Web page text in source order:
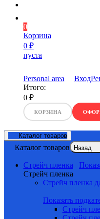
0
Корзина
0 ₽
пуста
Personal area Вход
Итого:
0 ₽
КОРЗИНА
Каталог товаров
Каталог товаров Назад
Стрейч пленка
Стрейч пленка
Стрейч пленка
Показать
Стрейч